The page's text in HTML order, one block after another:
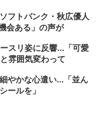
フトバンク・秋広優人
会ある」の声が
スリ姿に反響...「可愛
雰囲気変わって
やかな心遣い...「並ん
ールを」